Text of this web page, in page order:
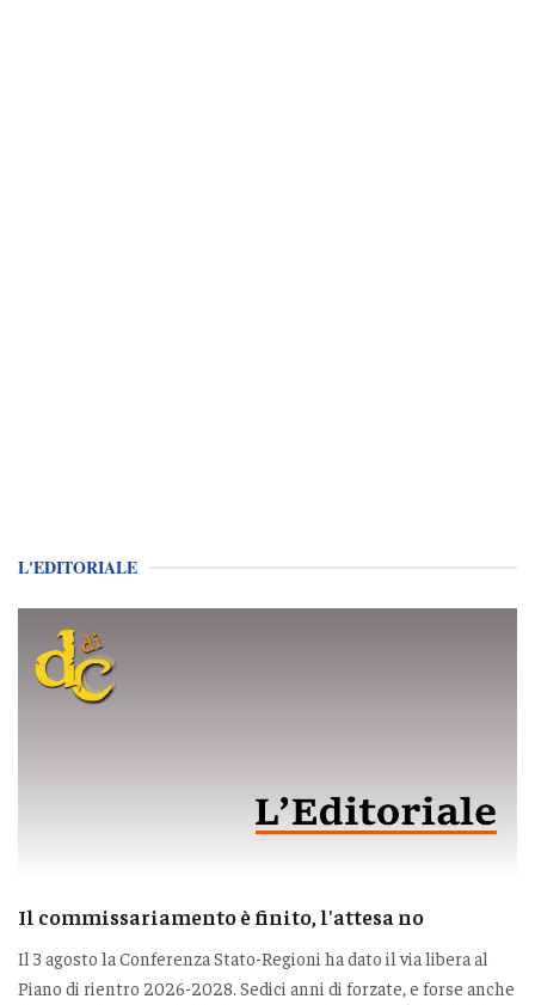
L'EDITORIALE
Il commissariamento è finito, l'attesa no
Il 3 agosto la Conferenza Stato-Regioni ha dato il via libera al
Piano di rientro 2026-2028. Sedici anni di forzate, e forse anche